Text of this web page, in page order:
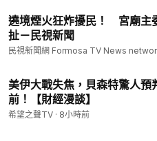
灣、美國、歐洲等全世界的最新
評論員分析當前的時政新聞、即
真相節目深受大陸觀眾喜愛。當
為您及時報導。
----------------------
遶境煙火狂炸擾民！ 宮廟主
扯－民視新聞
民視新聞網 Formosa TV News
美伊大戰失焦，貝森特驚人
前！【財經漫談】
希望之聲TV · 8小時前